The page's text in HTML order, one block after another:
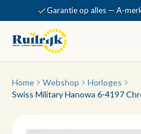
Garantie op alles — A-
Home Webshop
Horloges
Swiss Military Hanowa 6-4197